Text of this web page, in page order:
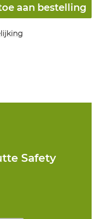
aan bestelling
Safety